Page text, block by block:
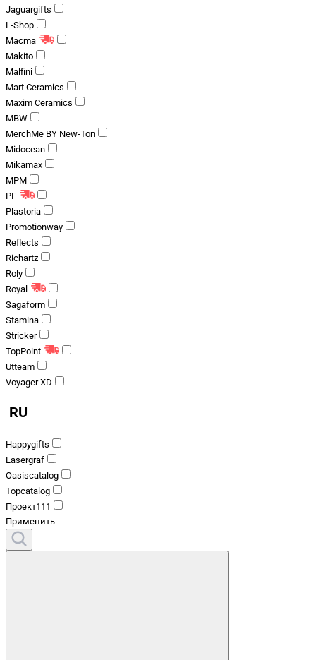
Jaguargifts
L-Shop
Macma
Makito
Malfini
Mart Ceramics
Maxim Ceramics
MBW
MerchMe BY New-Ton
Midocean
Mikamax
MPM
PF
Plastoria
Promotionway
Reflects
Richartz
Roly
Royal
Sagaform
Stamina
Stricker
TopPoint
Utteam
Voyager XD
RU
Happygifts
Lasergraf
Oasiscatalog
Topcatalog
Проект111
Применить